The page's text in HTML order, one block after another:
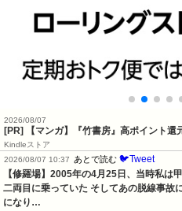
2026/08/07
[PR] 【マンガ】『竹書房』高ポイント還
Kindleストア
2026/08/07 10:37
あとで読む 🐦Tweet
【修羅場】2005年の4月25日、当時私は
二両目に乗っていた そしてあの脱線事故
になり…